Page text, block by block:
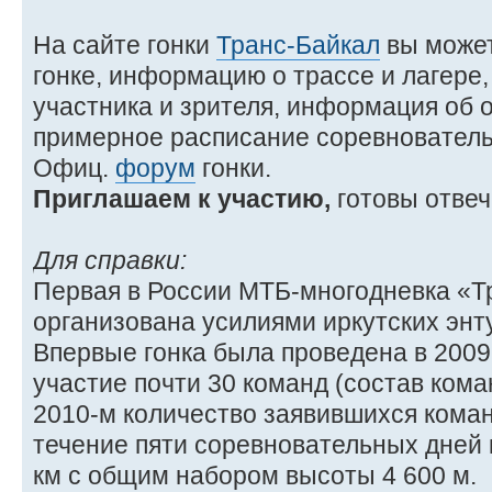
На сайте гонки Транс-Байкал вы
гонке, информацию о трассе и
участника и зрителя, информация об
примерное расписание
Офиц. форум гонки.
Приглашаем к участию, готовы
Для справки:
Первая в России МТБ-многодневка
организована усилиями иркутских
Впервые гонка была проведена в
участие почти 30 команд (состав
2010-м количество заявившихся
течение пяти соревновательных
км с общим набором высоты 4 600 м.